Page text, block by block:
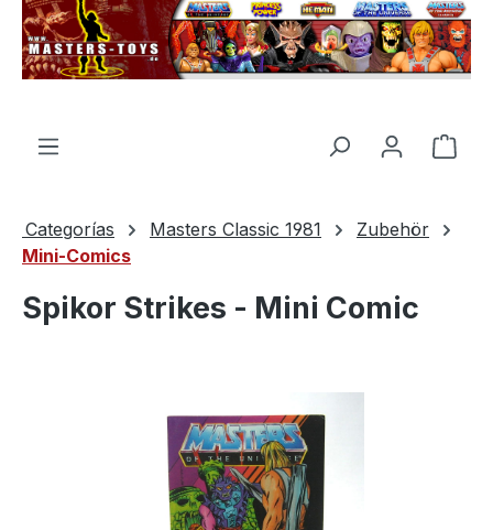
principal
El
Categorías Masters Classic 1981
Zubehör
Mini-Comics
Spikor Strikes - Mini Comic